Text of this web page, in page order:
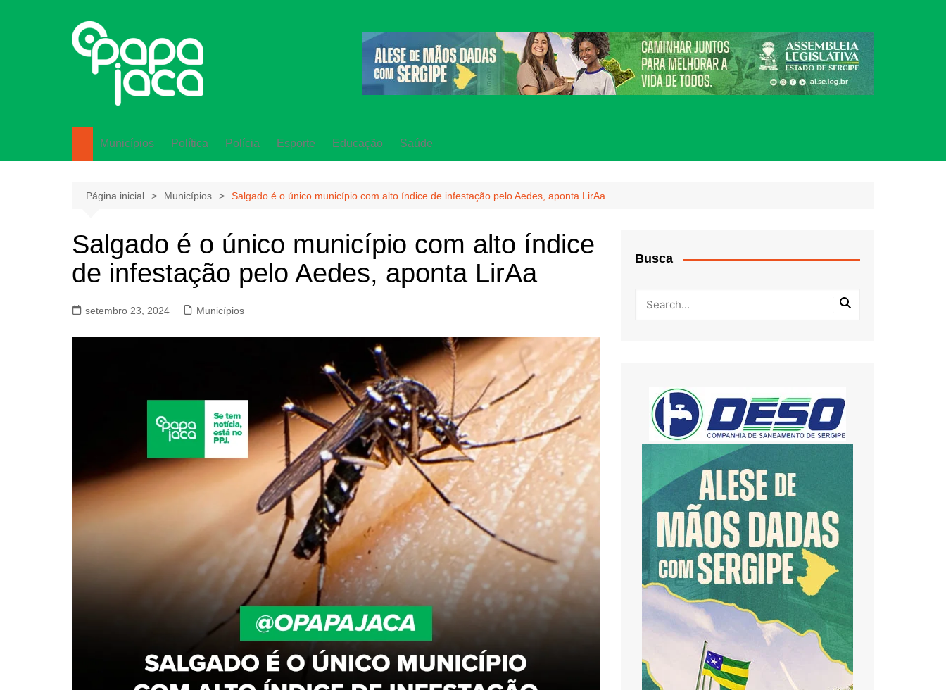
Municípios Política Polícia Esporte Educação Saúde
Página inicial Municípios Salgado é o único município com alto índice de infestação pelo Aedes, aponta LirAa
Salgado é o único município com alto índice
de infestação pelo Aedes, aponta LirAa
setembro 23, 2024 Municípios
Busca